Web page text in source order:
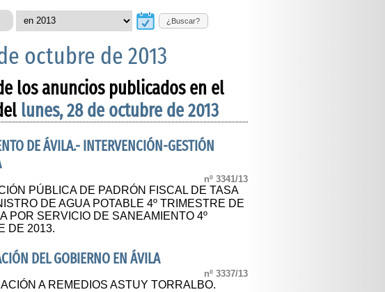
¿Buscar?
octubre de 2013
los anuncios publicados en el
lunes, 28 de octubre de 2013
DE ÁVILA.- INTERVENCIÓN-GESTIÓN
nº 3341/13
PÚBLICA DE PADRÓN FISCAL DE TASA
DE AGUA POTABLE 4º TRIMESTRE DE
POR SERVICIO DE SANEAMIENTO 4º
DE 2013.
DEL GOBIERNO EN ÁVILA
nº 3337/13
A REMEDIOS ASTUY TORRALBO.